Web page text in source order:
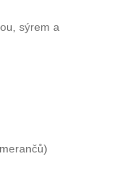
sýrem a